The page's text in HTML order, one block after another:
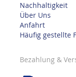
Nachhaltigkeit
Über Uns
Anfahrt
Häufig gestellte
Bezahlung &